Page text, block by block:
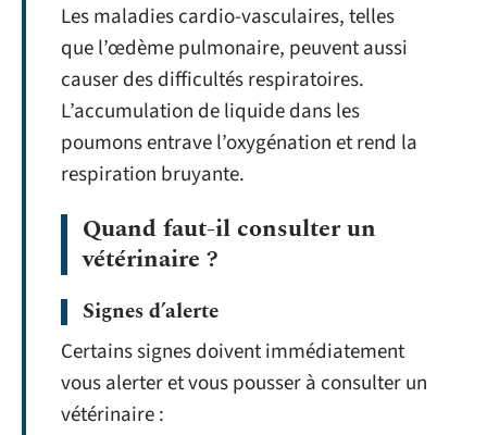
Les maladies cardio-vasculaires, telles
que l’œdème pulmonaire, peuvent aussi
causer des difficultés respiratoires.
L’accumulation de liquide dans les
poumons entrave l’oxygénation et rend la
respiration bruyante.
Quand faut-il consulter un
vétérinaire ?
Signes d’alerte
Certains signes doivent immédiatement
vous alerter et vous pousser à consulter un
vétérinaire :